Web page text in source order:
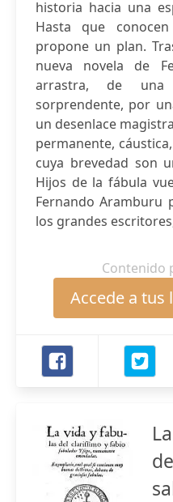
historia hacia una
Hasta que
propone un plan.
nueva novela de
arrastra, de una
sorprendente, por
un desenlace
permanente,
cuya brevedad son
Hijos de la fábula
Fernando Aramburu
los grandes
Contenido
Accede a